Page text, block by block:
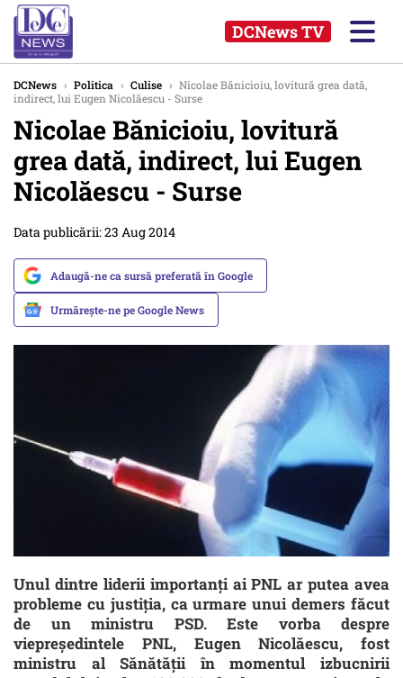
DCNews TV
DCNews › Politica › Culise › Nicolae Bănicioiu, lovitură grea dată,
indirect, lui Eugen Nicolăescu - Surse
Nicolae Bănicioiu, lovitură
grea dată, indirect, lui Eugen
Nicolăescu - Surse
Data publicării: 23 Aug 2014
Adaugă-ne ca sursă preferată în Google
Urmărește-ne pe Google News
Unul dintre liderii importanți ai PNL ar putea avea
probleme cu justiția, ca urmare unui demers făcut
de un ministru PSD. Este vorba despre
viepreședintele PNL, Eugen Nicolăescu, fost
ministru al Sănătății în momentul izbucnirii